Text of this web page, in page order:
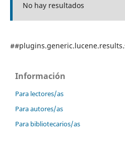
No hay resultados
Información
Para lectores/as
Para autores/as
Para bibliotecarios/as